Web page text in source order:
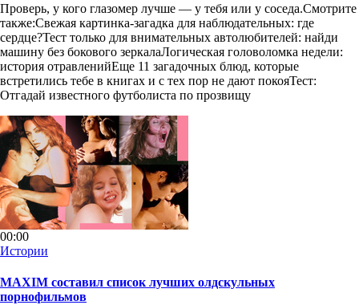
Проверь, у кого глазомер лучше — у тебя или у соседа.Смотрите
также:Свежая картинка-загадка для наблюдательных: где
сердце?Тест только для внимательных автолюбителей: найди
машину без бокового зеркалаЛогическая головоломка недели:
история отравленийЕще 11 загадочных блюд, которые
встретились тебе в книгах и с тех пор не дают покояТест:
Отгадай известного футболиста по прозвищу
00:00
Истории
MAXIM составил список лучших олдскульных
порнофильмов